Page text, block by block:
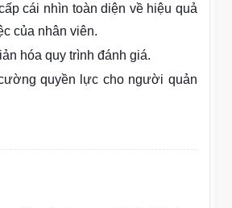
cái nhìn toàn diện về hiệu quả
của nhân viên.
hóa quy trình đánh giá.
quyền lực cho người quản